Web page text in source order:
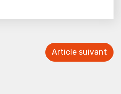
Article suivant